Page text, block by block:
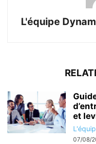
L'équipe
et
07/08/